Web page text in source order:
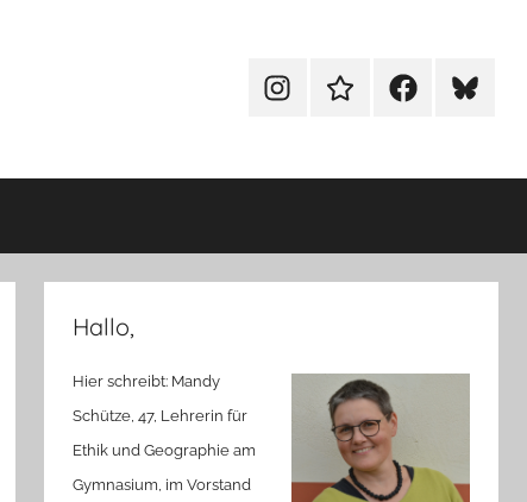
MenüeintragMenüeintragMenüeintrag
Hallo,
Hier schreibt: Mandy
Schütze, 47, Lehrerin für
Ethik und Geographie am
Gymnasium, im Vorstand